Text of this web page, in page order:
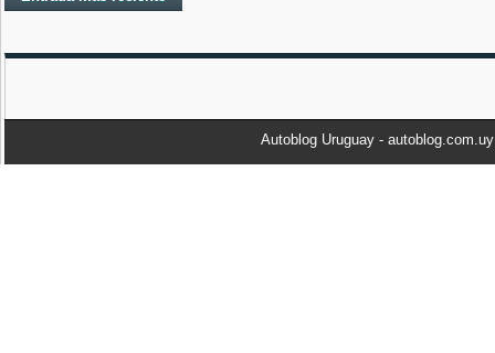
Autoblog Uruguay -